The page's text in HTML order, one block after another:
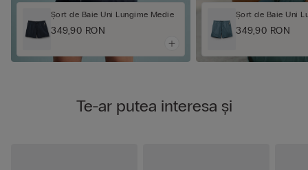
Șort de Baie Uni Lungime Medie
349,90 RON
Șort de Baie Uni
349,90 RON
Te-ar putea interesa și